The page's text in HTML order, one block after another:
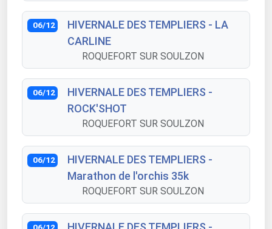
06/12
HIVERNALE DES TEMPLIERS - LA
CARLINE
ROQUEFORT SUR SOULZON
06/12
HIVERNALE DES TEMPLIERS -
ROCK'SHOT
ROQUEFORT SUR SOULZON
06/12
HIVERNALE DES TEMPLIERS -
Marathon de l'orchis 35k
ROQUEFORT SUR SOULZON